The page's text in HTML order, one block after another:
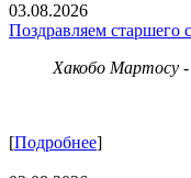
03.08.2026
Поздравляем старшего
Хакобо Мартосу
[Подробнее]